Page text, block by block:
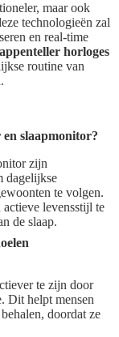
maar ook
technologieën zal
en real-time
horloges
routine van
slaapmonitor?
zijn
dagelijkse
te volgen.
levensstijl te
de slaap.
te zijn door
Dit helpt mensen
doordat ze